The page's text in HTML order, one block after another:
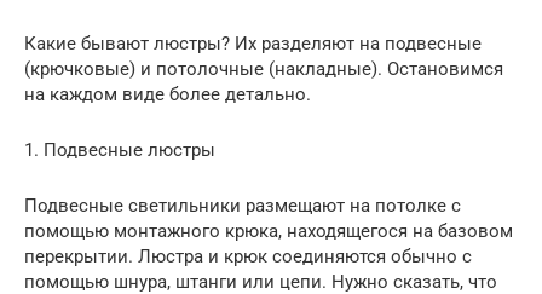
Какие бывают люстры? Их разделяют на подвесные
(крючковые) и потолочные (накладные). Остановимся
на каждом виде более детально.
1. Подвесные люстры
Подвесные светильники размещают на потолке с
помощью монтажного крюка, находящегося на базовом
перекрытии. Люстра и крюк соединяются обычно с
помощью шнура, штанги или цепи. Нужно сказать, что